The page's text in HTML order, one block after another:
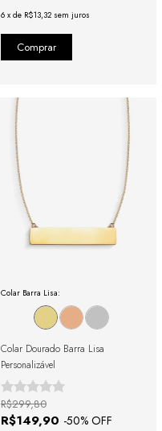
6 x de R$13,32 sem juros
Colar Barra Lisa:
Colar Dourado Barra Lisa
Personalizável
R$149,90 -50% OFF
R$299,80